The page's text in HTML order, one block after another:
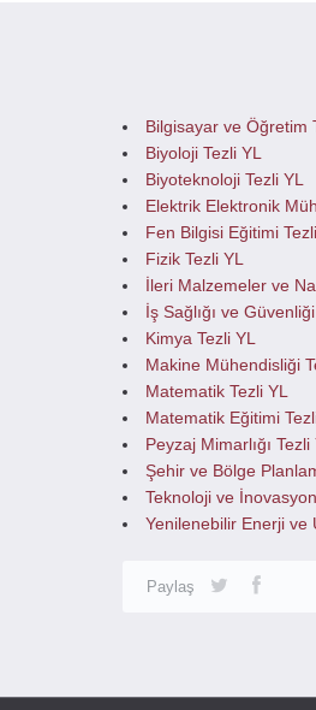
Bilgisayar ve Öğretim
Biyoloji Tezli YL
Biyoteknoloji Tezli YL
Elektrik Elektronik
Fen Bilgisi Eğitimi Tezli
Fizik Tezli YL
İleri Malzemeler ve
İş Sağlığı ve Güvenliği
Kimya Tezli YL
Makine Mühendisliği
Matematik Tezli YL
Matematik Eğitimi
Peyzaj Mimarlığı Tezli
Şehir ve Bölge
Teknoloji ve
Yenilenebilir Enerji ve
Paylaş